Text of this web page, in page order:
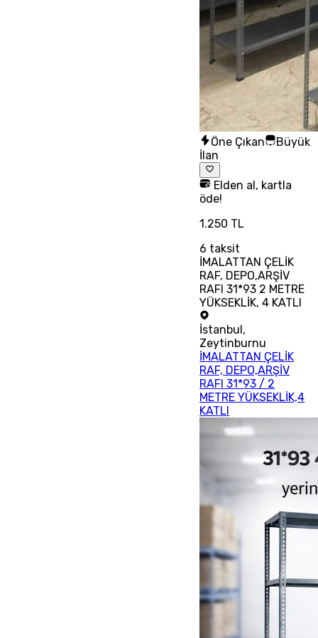
Öne Çıkan
Büyük
İlan
Elden al, kartla
öde!
1.250 TL
6 taksit
İMALATTAN ÇELİK
RAF, DEPO,ARŞİV
RAFI 31*93 2 METRE
YÜKSEKLİK, 4 KATLI
İstanbul,
Zeytinburnu
İMALATTAN ÇELİK
RAF, DEPO,ARŞİV
RAFI 31*93 / 2
METRE YÜKSEKLİK,4
KATLI